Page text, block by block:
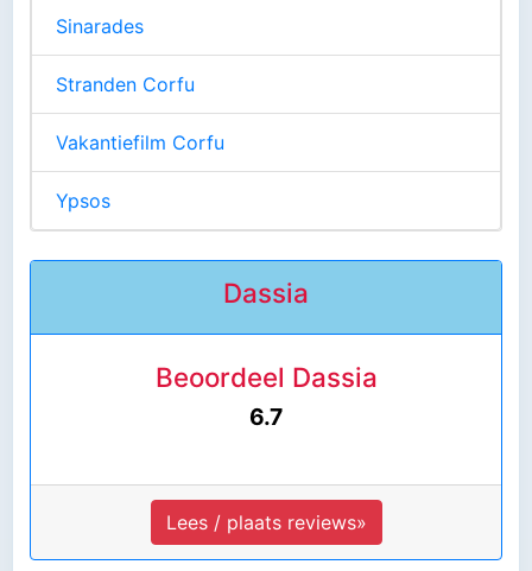
Sinarades
Stranden Corfu
Vakantiefilm Corfu
Ypsos
Dassia
Beoordeel Dassia
6.7
Lees / plaats reviews»